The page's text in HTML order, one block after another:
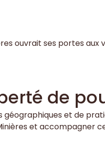
ouvrait ses portes aux
de
et de
et accompagner